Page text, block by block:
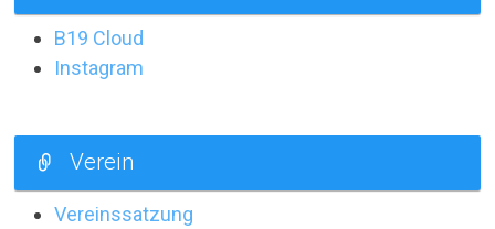
B19 Cloud
Instagram
Verein
Vereinssatzung